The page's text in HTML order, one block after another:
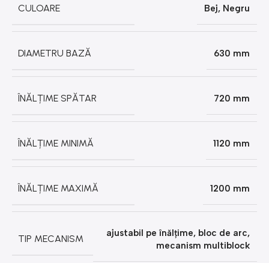
CULOARE Bej, Negru
DIAMETRU BAZĂ 630 mm
ÎNĂLȚIME SPĂTAR 720 mm
ÎNĂLȚIME MINIMĂ 1120 mm
ÎNĂLȚIME MAXIMĂ 1200 mm
TIP MECANISM
ajustabil pe înălțime, bloc de arc,
mecanism multiblock